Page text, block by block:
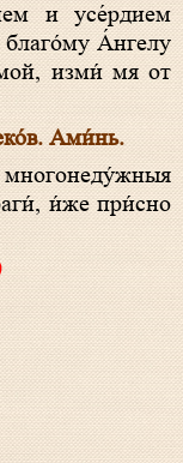
А́н­ге­лу
изми́ мя от
Ами́нь.
и́же при́сно